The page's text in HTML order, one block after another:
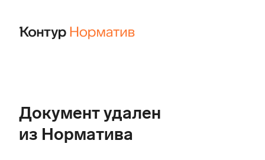
Документ удален
из Норматива